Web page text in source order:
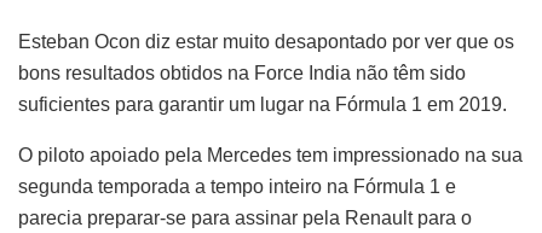
Esteban Ocon diz estar muito desapontado por ver que os
bons resultados obtidos na Force India não têm sido
suficientes para garantir um lugar na Fórmula 1 em 2019.
O piloto apoiado pela Mercedes tem impressionado na sua
segunda temporada a tempo inteiro na Fórmula 1 e
parecia preparar-se para assinar pela Renault para o